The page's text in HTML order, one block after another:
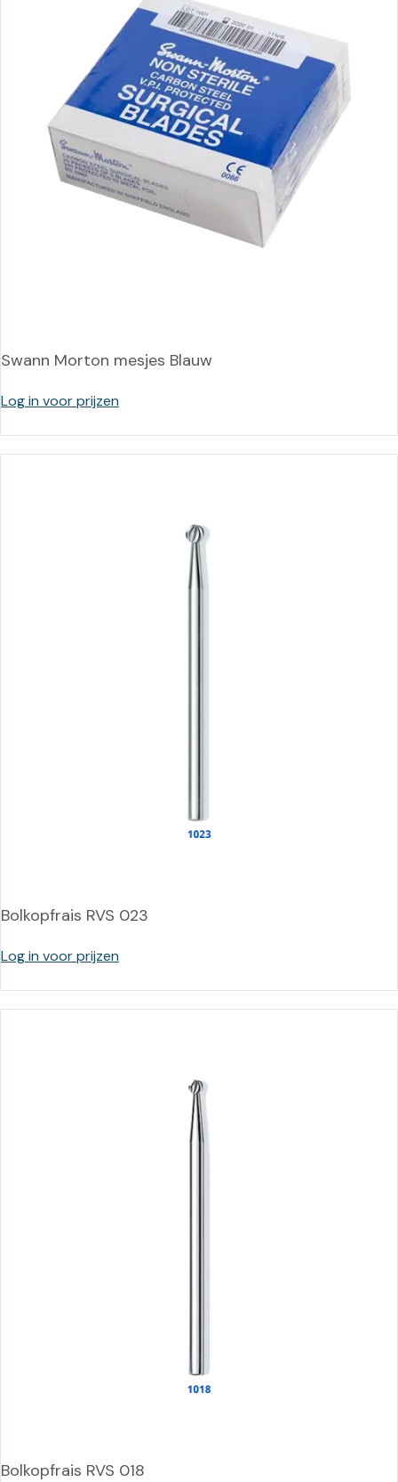
Swann Morton mesjes Blauw
Log in voor prijzen
Bolkopfrais RVS 023
Log in voor prijzen
Bolkopfrais RVS 018